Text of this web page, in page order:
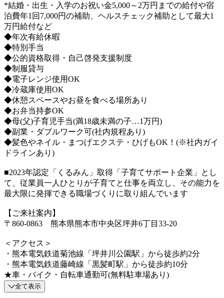
*結婚・出生・入学のお祝い金5,000～2万円までの給付や宿
泊費年1回7,000円の補助、ヘルスチェック補助として最大1
万円給付など
◆年次有給休暇
◆特別手当
◆公的資格取得・自己啓発支援制度
◆制服貸与
◆電子レンジ使用OK
◆冷蔵庫使用OK
◆休憩スペースやお昼を食べる場所あり
◆お弁当持参OK
◆母(父)子育児手当(満18歳未満の子…1万円)
◆副業・ダブルワーク可(社内規程あり)
◆髪色やネイル・まつげエクステ・ひげもOK！(※社内ガイ
ドラインあり)
■2023年認定「くるみん」取得「子育てサポート企業」とし
て、従業員一人ひとりが子育てと仕事を両立し、その能力を
最大限に発揮できる職場づくりに取り組んでいます
【ご来社案内】
〒860-0863 熊本県熊本市中央区坪井6丁目33-20
＜アクセス＞
・熊本電気鉄道菊池線「坪井川公園駅」から徒歩約2分
・熊本電気鉄道藤崎線「黒髪町駅」から徒歩約10分
★車・バイク・自転車通勤可(無料駐車場あり)
全て表示